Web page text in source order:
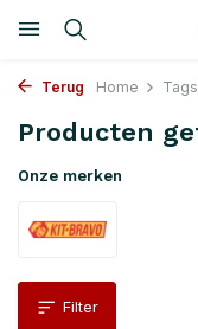
Terug Home Tags
Producten
Onze merken
Filter